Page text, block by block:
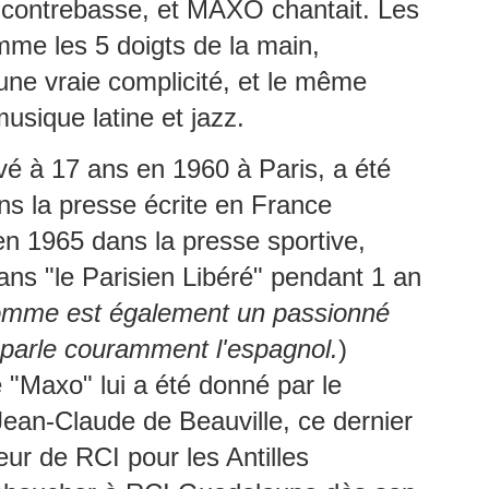
et MAXO chantait. Les
les 5 doigts de la main,
vraie complicité, et le même
latine et jazz.
à 17 ans en 1960 à Paris, a été
la presse écrite en France
1965 dans la presse sportive,
"le Parisien Libéré" pendant 1 an
est également un passionné
couramment l'espagnol.)
"Maxo" lui a été donné par le
Claude de Beauville, ce dernier
de RCI pour les Antilles
qui circule depuis plusieurs jours sur les réseaux sociaux.
MICHEL ALIBO : Le maître martiniquais de la basse
qui a révolutionné le son caribéen.
le son caribéen.
bassiste et contrebassiste martiniquais Michel Alibo, né le 14 avril
à Paris, il passe son enfance entre Martinique et Paris, fait partie
ces architectes du son dont l’influence dépasse largement les
des Antilles.
9
La Martinique: première région de l'outremer à
Martinique entre dans la cour des grands : membre associé de la
un tournant historique pour l’île et pour la France dans la
Martinique officiellement membre associé de la CARICOM : une